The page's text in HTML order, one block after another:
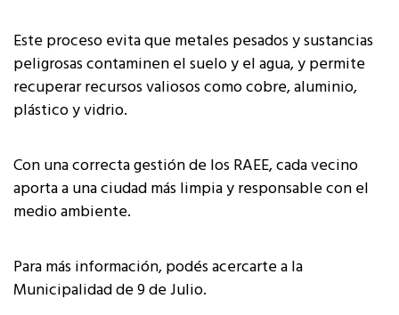
Este proceso evita que metales pesados y sustancias
peligrosas contaminen el suelo y el agua, y permite
recuperar recursos valiosos como cobre, aluminio,
plástico y vidrio.
Con una correcta gestión de los RAEE, cada vecino
aporta a una ciudad más limpia y responsable con el
medio ambiente.
Para más información, podés acercarte a la
Municipalidad de 9 de Julio.